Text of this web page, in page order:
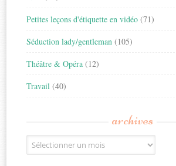
Petites leçons d'étiquette en vidéo (71)
Séduction lady/gentleman (105)
Théâtre & Opéra (12)
Travail (40)
archives
Archives